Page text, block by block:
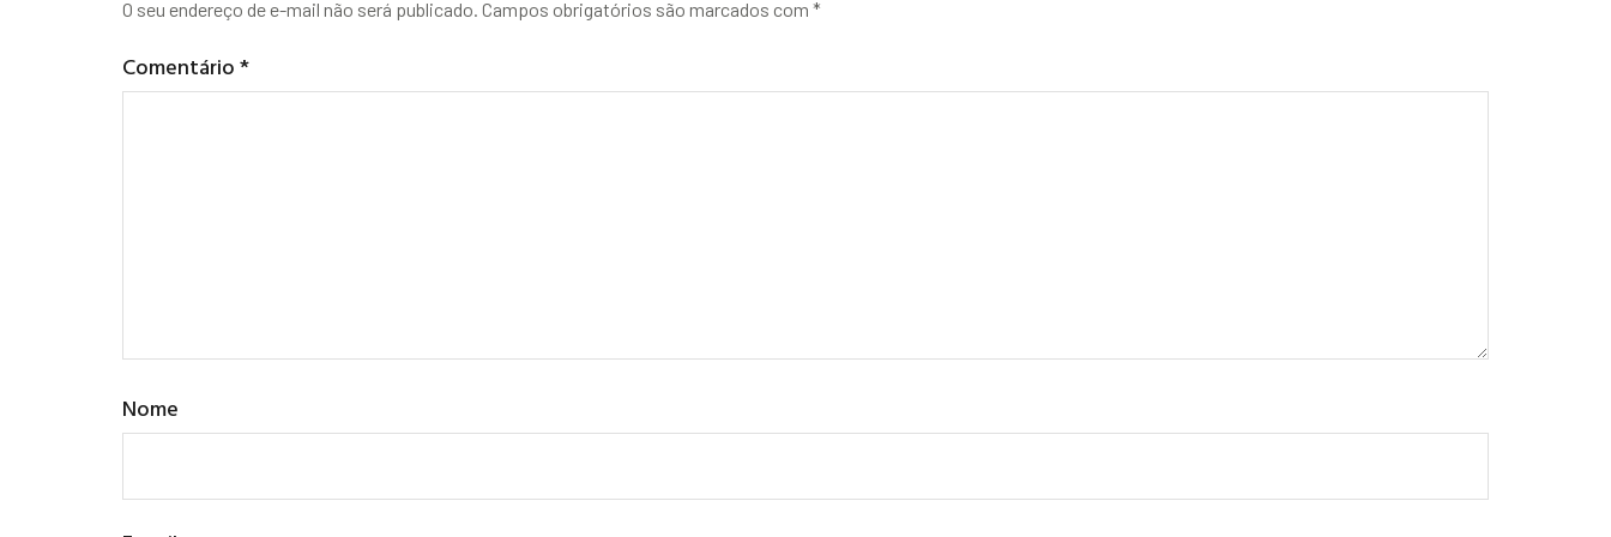
O seu endereço de e-mail não será publicado. Campos obrigatórios são marcados com *
Comentário*
Nome